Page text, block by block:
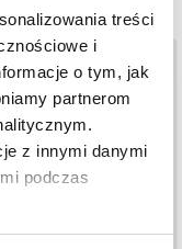
treści
i
o tym, jak
partnerom
z innymi danymi
podczas